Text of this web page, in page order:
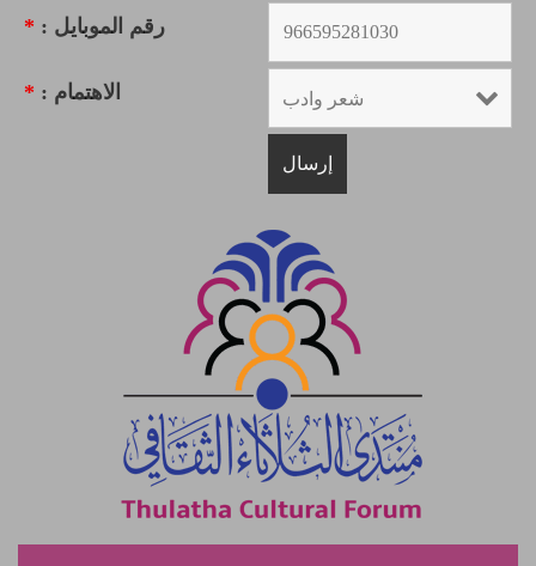
رقم الموبايل : *
الاهتمام : *